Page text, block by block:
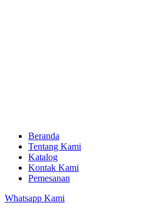
Beranda
Tentang Kami
Katalog
Kontak Kami
Pemesanan
Whatsapp Kami